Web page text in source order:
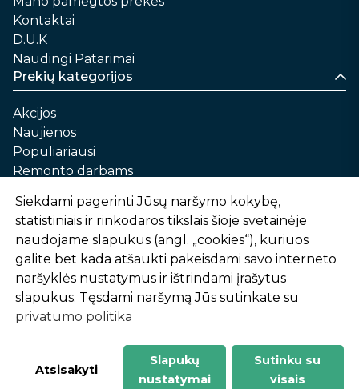
Kontaktai
D.U.K
Naudingi Patarimai
Prekių kategorijos
Akcijos
Naujienos
Populiariausi
Remonto darbams
Automobilių priežiūrai
Sodui ir daržui
Informacija
Apie mus
Prekių pirkimo – pardavimo taisyklės
Prekių pristatymas ir atsiėmimas
Siekdami pagerinti Jūsų naršymo kokybę,
statistiniais ir rinkodaros tikslais šioje svetainėje
naudojame slapukus (angl. „cookies“), kuriuos
galite bet kada atšaukti pakeisdami savo interneto
naršyklės nustatymus ir ištrindami įrašytus
slapukus. Tęsdami naršymą Jūs sutinkate su
privatumo politika
Atsisakyti
Slapukų
nustatymai
Sutinku su
visais
-
1
2
%
n
u
o
l
a
i
d